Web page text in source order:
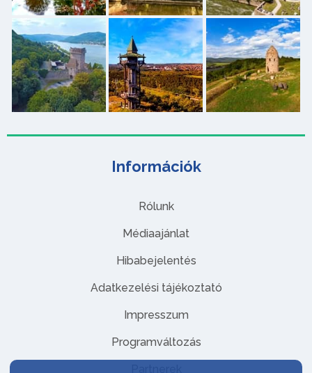
Információk
Rólunk
Médiaajánlat
Hibabejelentés
Adatkezelési tájékoztató
Impresszum
Programváltozás